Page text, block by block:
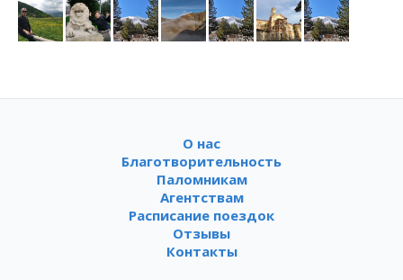
О нас
Благотворительность
Паломникам
Агентствам
Расписание поездок
Отзывы
Контакты